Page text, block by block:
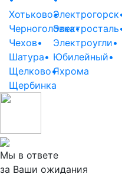
Хотьково•
Черноголовка•
Чехов•
Шатура•
Щелково•
Щербинка
Электрогорск
Электросталь
Электроугли•
Юбилейный•
Яхрома
Мы в ответе
за Ваши ожидания